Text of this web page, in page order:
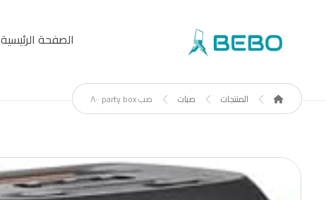
الصفحة الرئيسية
المنتجات صبات صب party box ٨٠٠